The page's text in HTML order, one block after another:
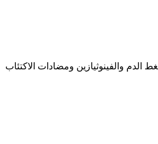
والفينوثيازين ومضادات الاكتئاب